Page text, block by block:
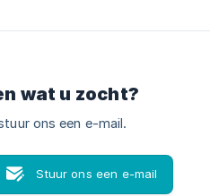
wat u zocht?
ons een e-mail.
Stuur ons een e-mail